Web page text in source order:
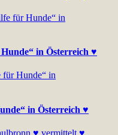
in Österreich ♥
in Österreich ♥